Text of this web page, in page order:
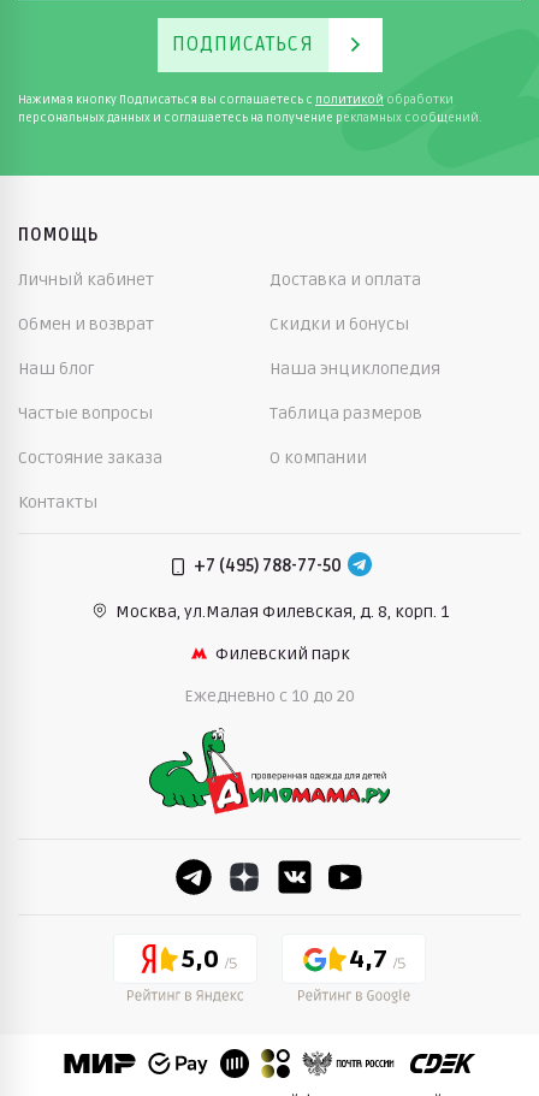
ПОДПИСАТЬСЯ
Нажимая кнопку Подписаться вы соглашаетесь с политикой обработки
персональных данных и соглашаетесь на получение рекламных сообщений.
ПОМОЩЬ
Личный кабинет Доставка и оплата
Обмен и возврат Скидки и бонусы
Наш блог Наша энциклопедия
Частые вопросы Таблица размеров
Состояние заказа О компании
Контакты
+7 (495) 788-77-50
Москва, ул.Малая Филевская, д. 8, корп. 1
Филевский парк
Ежедневно c 10 до 20
5,0 4,7